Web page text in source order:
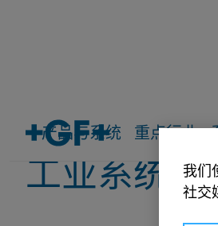
产品与系统 重点行业
工业系统
我们
社交